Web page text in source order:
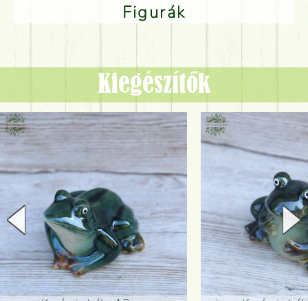
Figurák
Kiegészítők